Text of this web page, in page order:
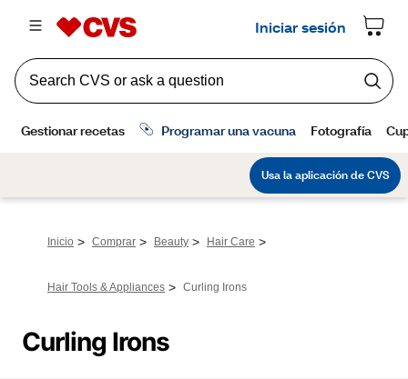
Inicio > Comprar > Beauty > Hair Care >
Hair Tools & Appliances > Curling Irons
Curling Irons